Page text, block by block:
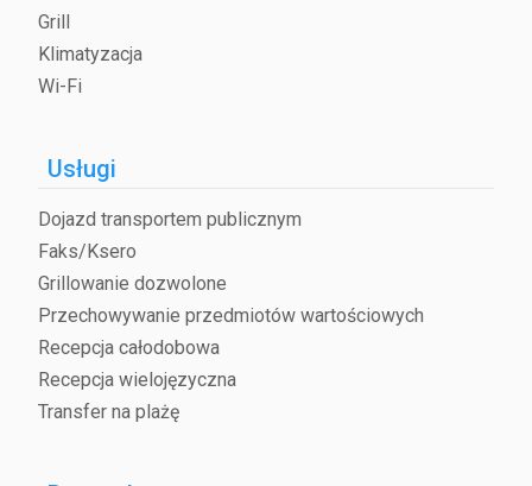
Grill
Klimatyzacja
Wi-Fi
Usługi
Dojazd transportem publicznym
Faks/Ksero
Grillowanie dozwolone
Przechowywanie przedmiotów wartościowych
Recepcja całodobowa
Recepcja wielojęzyczna
Transfer na plażę